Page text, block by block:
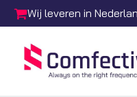
Wij leveren in